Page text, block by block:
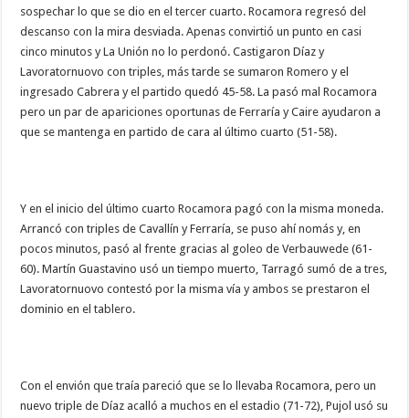
sospechar lo que se dio en el tercer cuarto. Rocamora regresó del
descanso con la mira desviada. Apenas convirtió un punto en casi
cinco minutos y La Unión no lo perdonó. Castigaron Díaz y
Lavoratornuovo con triples, más tarde se sumaron Romero y el
ingresado Cabrera y el partido quedó 45-58. La pasó mal Rocamora
pero un par de apariciones oportunas de Ferraría y Caire ayudaron a
que se mantenga en partido de cara al último cuarto (51-58).
Y en el inicio del último cuarto Rocamora pagó con la misma moneda.
Arrancó con triples de Cavallín y Ferraría, se puso ahí nomás y, en
pocos minutos, pasó al frente gracias al goleo de Verbauwede (61-
60). Martín Guastavino usó un tiempo muerto, Tarragó sumó de a tres,
Lavoratornuovo contestó por la misma vía y ambos se prestaron el
dominio en el tablero.
Con el envión que traía pareció que se lo llevaba Rocamora, pero un
nuevo triple de Díaz acalló a muchos en el estadio (71-72), Pujol usó su